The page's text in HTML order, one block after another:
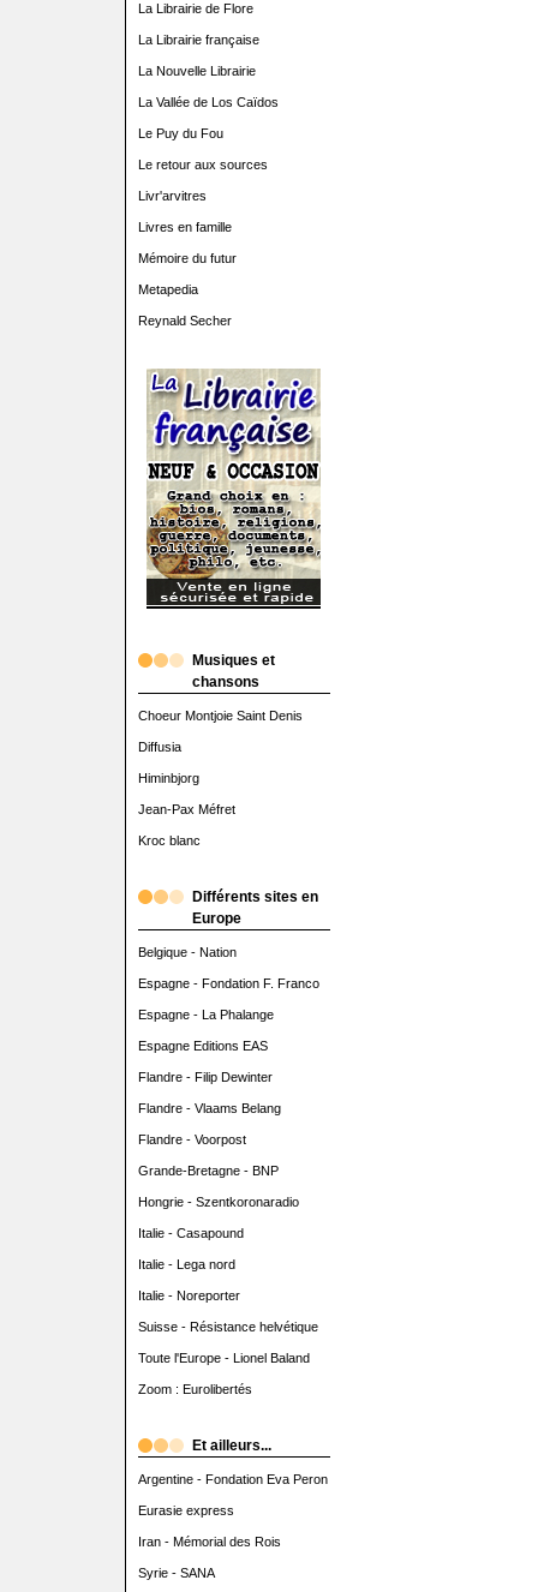
La Librairie de Flore
La Librairie française
La Nouvelle Librairie
La Vallée de Los Caïdos
Le Puy du Fou
Le retour aux sources
Livr'arvitres
Livres en famille
Mémoire du futur
Metapedia
Reynald Secher
Musiques et
chansons
Choeur Montjoie Saint Denis
Diffusia
Himinbjorg
Jean-Pax Méfret
Kroc blanc
Différents sites en
Europe
Belgique - Nation
Espagne - Fondation F. Franco
Espagne - La Phalange
Espagne Editions EAS
Flandre - Filip Dewinter
Flandre - Vlaams Belang
Flandre - Voorpost
Grande-Bretagne - BNP
Hongrie - Szentkoronaradio
Italie - Casapound
Italie - Lega nord
Italie - Noreporter
Suisse - Résistance helvétique
Toute l'Europe - Lionel Baland
Zoom : Eurolibertés
Et ailleurs...
Argentine - Fondation Eva Peron
Eurasie express
Iran - Mémorial des Rois
Syrie - SANA